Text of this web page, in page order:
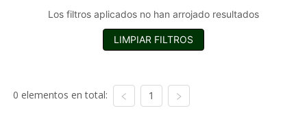
Los filtros aplicados no han arrojado resultados
LIMPIAR FILTROS
0 elementos en total: 1